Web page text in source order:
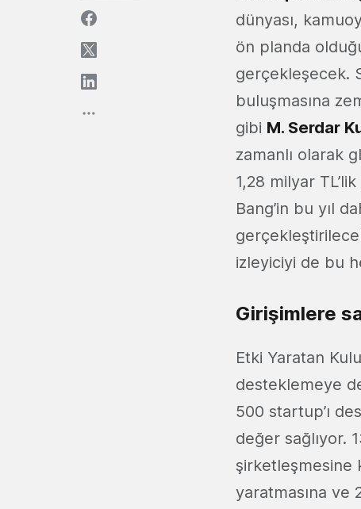
dünyası,
ön planda
gerçekleşecek.
buluşmasına
gibi M. Serdar
zamanlı olarak
1,28 milyar
Bang’in bu yıl
izleyiciyi de bu
Girişimlere
Etki Yaratan
desteklemeye
500 startup’ı
değer sağlıyor.
şirketleşmesine
yaratmasına ve